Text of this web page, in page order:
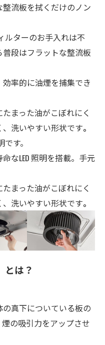
流板を拭くだけのノン
ルターのお手入れは不
段はフラットな整流板
率的に油煙を捕集でき
まった油がこぼれにく
洗いやすい形状です。
す。
なLED 照明を搭載。手元
まった油がこぼれにく
洗いやすい形状です。
とは？
の真下についている板の
の吸引力をアップさせ